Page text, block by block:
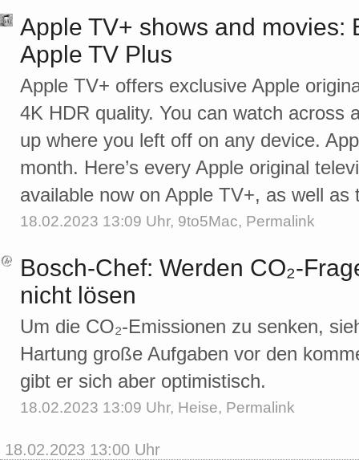
Apple TV+ shows and movies:
Apple TV Plus
Apple TV+ offers exclusive Apple
4K HDR quality. You can watch across
up where you left off on any device.
month. Here’s every Apple original
available now on Apple TV+, as well
18.02.2023 13:09 Uhr, 9to5Mac, Permalink
Bosch-Chef: Werden CO₂-
nicht lösen
Um die CO₂-Emissionen zu senken,
Hartung große Aufgaben vor den
gibt er sich aber optimistisch.
18.02.2023 13:09 Uhr, Heise, Permalink
18.02.2023 13:00 Uhr